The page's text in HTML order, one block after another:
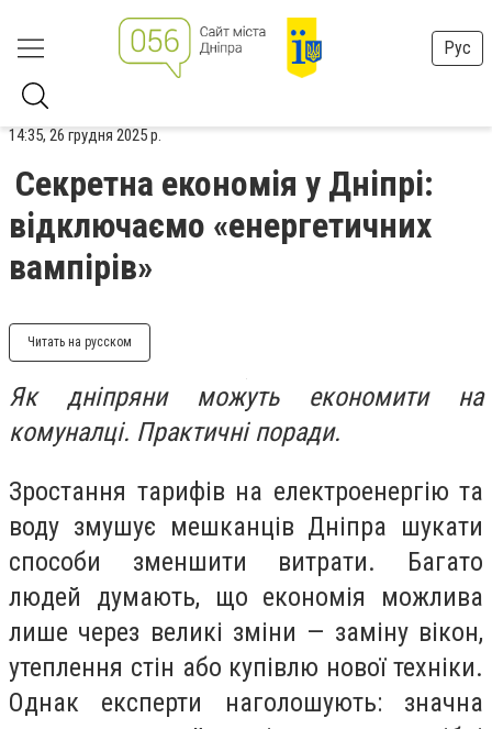
Рус
14:35, 26 грудня 2025 р.
Секретна економія у Дніпрі:
відключаємо «енергетичних
вампірів»
Читать на русском
Як дніпряни можуть економити на
комуналці. Практичні поради.
Зростання тарифів на електроенергію та
воду змушує мешканців Дніпра шукати
способи зменшити витрати. Багато
людей думають, що економія можлива
лише через великі зміни — заміну вікон,
утеплення стін або купівлю нової техніки.
Однак експерти наголошують: значна